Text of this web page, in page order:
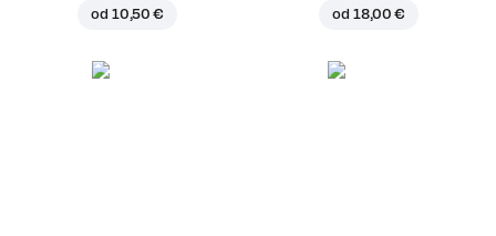
od 10,50 € od 18,00 €